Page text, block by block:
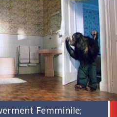
Femminile;